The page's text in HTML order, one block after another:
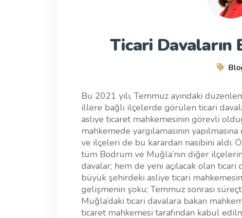
Ticari Davaların
Bu 2021 yılı, Temmuz ayındaki
illere bağlı ilçelerde görülen ticari
asliye ticaret mahkemesinin görevli
mahkemede yargılamasının
ve ilçeleri de bu karardan nasibini aldı.
tüm Bodrum ve Muğla’nın diğer
davalar; hem de yeni açılacak olan ticari
büyük şehirdeki asliye ticari
gelişmenin şoku; Temmuz sonrası
Muğla’daki ticari davalara bakan
ticaret mahkemesi tarafından kabul